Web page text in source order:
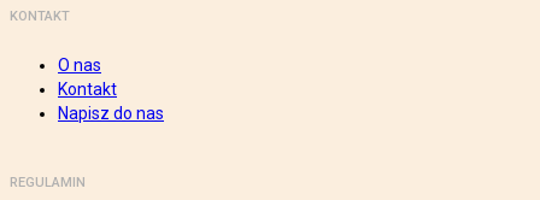
KONTAKT
O nas
Kontakt
Napisz do nas
REGULAMIN